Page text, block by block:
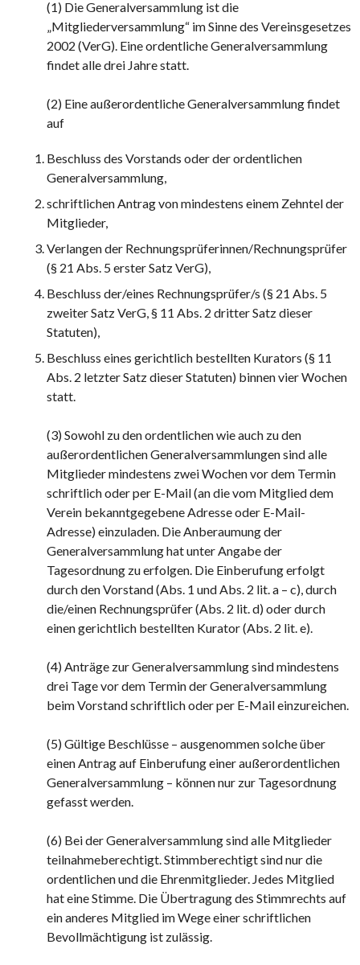
(1) Die Generalversammlung ist die
„Mitgliederversammlung“ im Sinne des Vereinsgesetzes
2002 (VerG). Eine ordentliche Generalversammlung
findet alle drei Jahre statt.
(2) Eine außerordentliche Generalversammlung findet
auf
Beschluss des Vorstands oder der ordentlichen
Generalversammlung,
schriftlichen Antrag von mindestens einem Zehntel der
Mitglieder,
Verlangen der Rechnungsprüferinnen/Rechnungsprüfer
(§ 21 Abs. 5 erster Satz VerG),
Beschluss der/eines Rechnungsprüfer/s (§ 21 Abs. 5
zweiter Satz VerG, § 11 Abs. 2 dritter Satz dieser
Statuten),
Beschluss eines gerichtlich bestellten Kurators (§ 11
Abs. 2 letzter Satz dieser Statuten) binnen vier Wochen
statt.
(3) Sowohl zu den ordentlichen wie auch zu den
außerordentlichen Generalversammlungen sind alle
Mitglieder mindestens zwei Wochen vor dem Termin
schriftlich oder per E-Mail (an die vom Mitglied dem
Verein bekanntgegebene Adresse oder E-Mail-
Adresse) einzuladen. Die Anberaumung der
Generalversammlung hat unter Angabe der
Tagesordnung zu erfolgen. Die Einberufung erfolgt
durch den Vorstand (Abs. 1 und Abs. 2 lit. a – c), durch
die/einen Rechnungsprüfer (Abs. 2 lit. d) oder durch
einen gerichtlich bestellten Kurator (Abs. 2 lit. e).
(4) Anträge zur Generalversammlung sind mindestens
drei Tage vor dem Termin der Generalversammlung
beim Vorstand schriftlich oder per E-Mail einzureichen.
(5) Gültige Beschlüsse – ausgenommen solche über
einen Antrag auf Einberufung einer außerordentlichen
Generalversammlung – können nur zur Tagesordnung
gefasst werden.
(6) Bei der Generalversammlung sind alle Mitglieder
teilnahmeberechtigt. Stimmberechtigt sind nur die
ordentlichen und die Ehrenmitglieder. Jedes Mitglied
hat eine Stimme. Die Übertragung des Stimmrechts auf
ein anderes Mitglied im Wege einer schriftlichen
Bevollmächtigung ist zulässig.